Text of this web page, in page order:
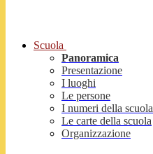
Scuola
Panoramica
Presentazione
I luoghi
Le persone
I numeri della scuola
Le carte della scuola
Organizzazione